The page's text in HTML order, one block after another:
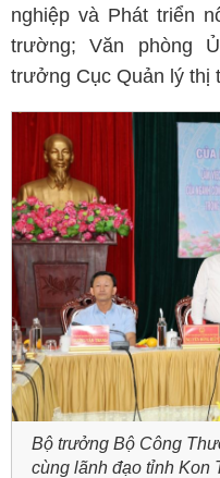
nghiệp và Phát triển
trường; Văn phòng
trưởng Cục Quản lý thị
Bộ trưởng Bộ Công
cùng lãnh đạo tỉnh Kon